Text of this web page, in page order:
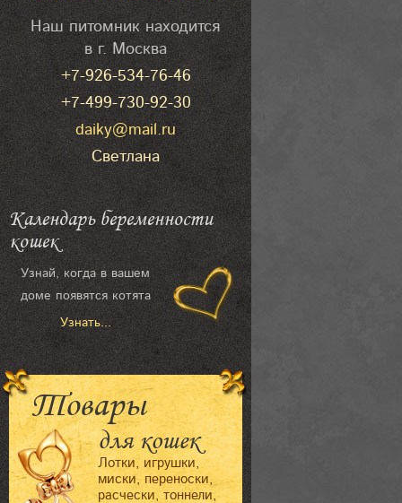
Наш питомник находится
в г. Москва
+7-926-534-76-46
+7-499-730-92-30
daiky@mail.ru
Светлана
Календарь беременности
кошек
Узнай, когда в вашем
доме появятся котята
Узнать...
Товары
для кошек
Лотки, игрушки,
миски, переноски,
расчески, тоннели,